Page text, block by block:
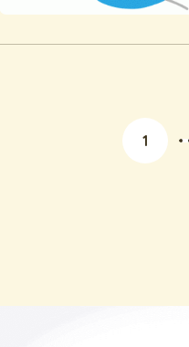
1